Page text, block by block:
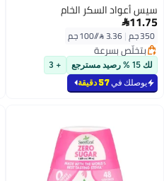
سيس أعواد السكر الخام
11.75
350 جم |
بتخلّص بسرعة
بتخلّص بسرعةلك 15 % رصيد مسترجع + 3
يوصلك في57 دقيقة